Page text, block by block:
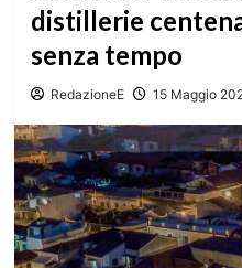
distillerie
senza tempo
RedazioneE 15 Maggio